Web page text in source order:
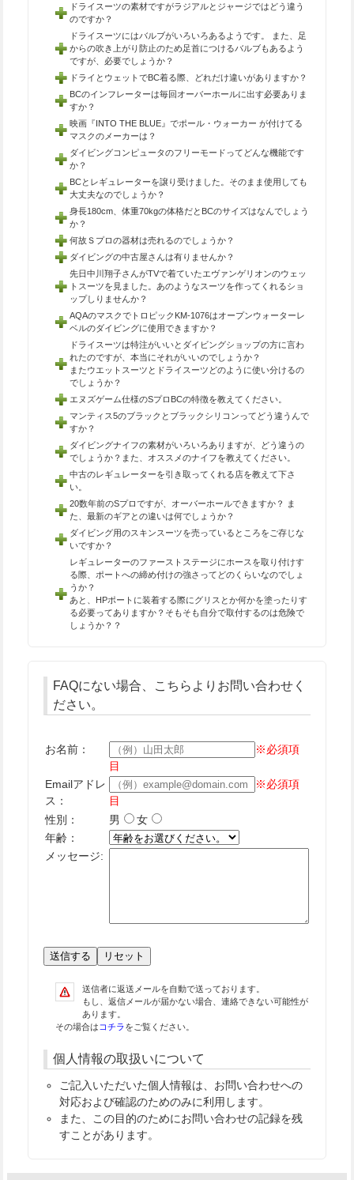
ドライスーツの素材ですがラジアルとジャージではどう違う
のですか？
ドライスーツにはバルブがいろいろあるようです。 また、足
からの吹き上がり防止のため足首につけるバルブもあるよう
ですが、必要でしょうか？
ドライとウェットでBC着る際、どれだけ違いがありますか？
BCのインフレーターは毎回オーバーホールに出す必要ありま
すか？
映画『INTO THE BLUE』でポール・ウォーカー が付けてる
マスクのメーカーは？
ダイビングコンピュータのフリーモードってどんな機能です
か？
BCとレギュレーターを譲り受けました。そのまま使用しても
大丈夫なのでしょうか？
身長180cm、体重70kgの体格だとBCのサイズはなんでしょう
か？
何故Ｓプロの器材は売れるのでしょうか？
ダイビングの中古屋さんは有りませんか？
先日中川翔子さんがTVで着ていたエヴァンゲリオンのウェッ
トスーツを見ました。あのようなスーツを作ってくれるショ
ップしりませんか？
AQAのマスクでトロピックKM-1076はオープンウォーターレ
ベルのダイビングに使用できますか？
ドライスーツは特注がいいとダイビングショップの方に言わ
れたのですが、本当にそれがいいのでしょうか？
またウエットスーツとドライスーツどのように使い分けるの
でしょうか？
エヌズゲーム仕様のSプロBCの特徴を教えてください。
マンティス5のブラックとブラックシリコンってどう違うんで
すか？
ダイビングナイフの素材がいろいろありますが、どう違うの
でしょうか？また、オススメのナイフを教えてください。
中古のレギュレーターを引き取ってくれる店を教えて下さ
い。
20数年前のSプロですが、オーバーホールできますか？ ま
た、最新のギアとの違いは何でしょうか？
ダイビング用のスキンスーツを売っているところをご存じな
いですか？
レギュレーターのファーストステージにホースを取り付けす
る際、ポートへの締め付けの強さってどのくらいなのでしょ
うか？
あと、HPポートに装着する際にグリスとか何かを塗ったりす
る必要ってありますか？そもそも自分で取付するのは危険で
しょうか？？
FAQにない場合、こちらよりお問い合わせく
ださい。
お名前：
※必須項
目
Emailアドレ
ス ：
※必須項
目
性別 ： 男
女
年齢 ：
メッセージ:
送信者に返送メールを自動で送っております。
もし、返信メールが届かない場合、連絡できない可能性が
あります。
その場合は コチラ をご覧ください。
個人情報の取扱いについて
ご記入いただいた個人情報は、お問い合わせへの
対応および確認のためのみに利用します。
また、この目的のためにお問い合わせの記録を残
すことがあります。